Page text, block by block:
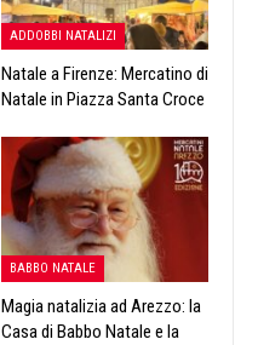
ADDOBBI NATALIZI
Natale a Firenze: Mercatino di
Natale in Piazza Santa Croce
BABBO NATALE
Magia natalizia ad Arezzo: la
Casa di Babbo Natale e la